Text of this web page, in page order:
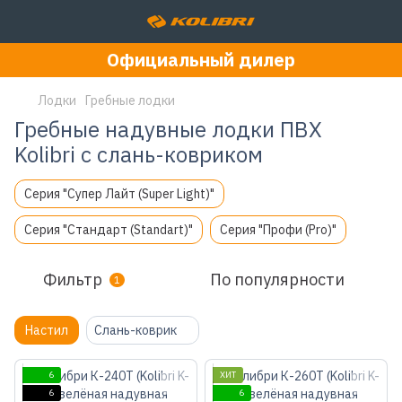
Официальный дилер
Лодки Гребные лодки
Гребные надувные лодки ПВХ
Kolibri с слань-ковриком
Серия "Супер Лайт (Super Light)"
Серия "Стандарт (Standart)" Серия "Профи (Pro)"
Фильтр 1 По популярности
Настил Слань-коврик
6
6
ХИТ
6